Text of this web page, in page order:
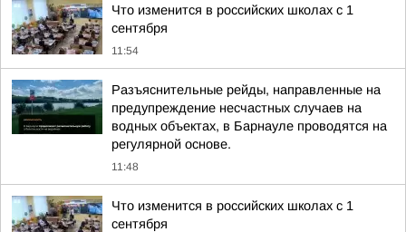
Что изменится в российских школах с 1
сентября
11:54
Разъяснительные рейды, направленные на
предупреждение несчастных случаев на
водных объектах, в Барнауле проводятся на
регулярной основе.
11:48
Что изменится в российских школах с 1
сентября